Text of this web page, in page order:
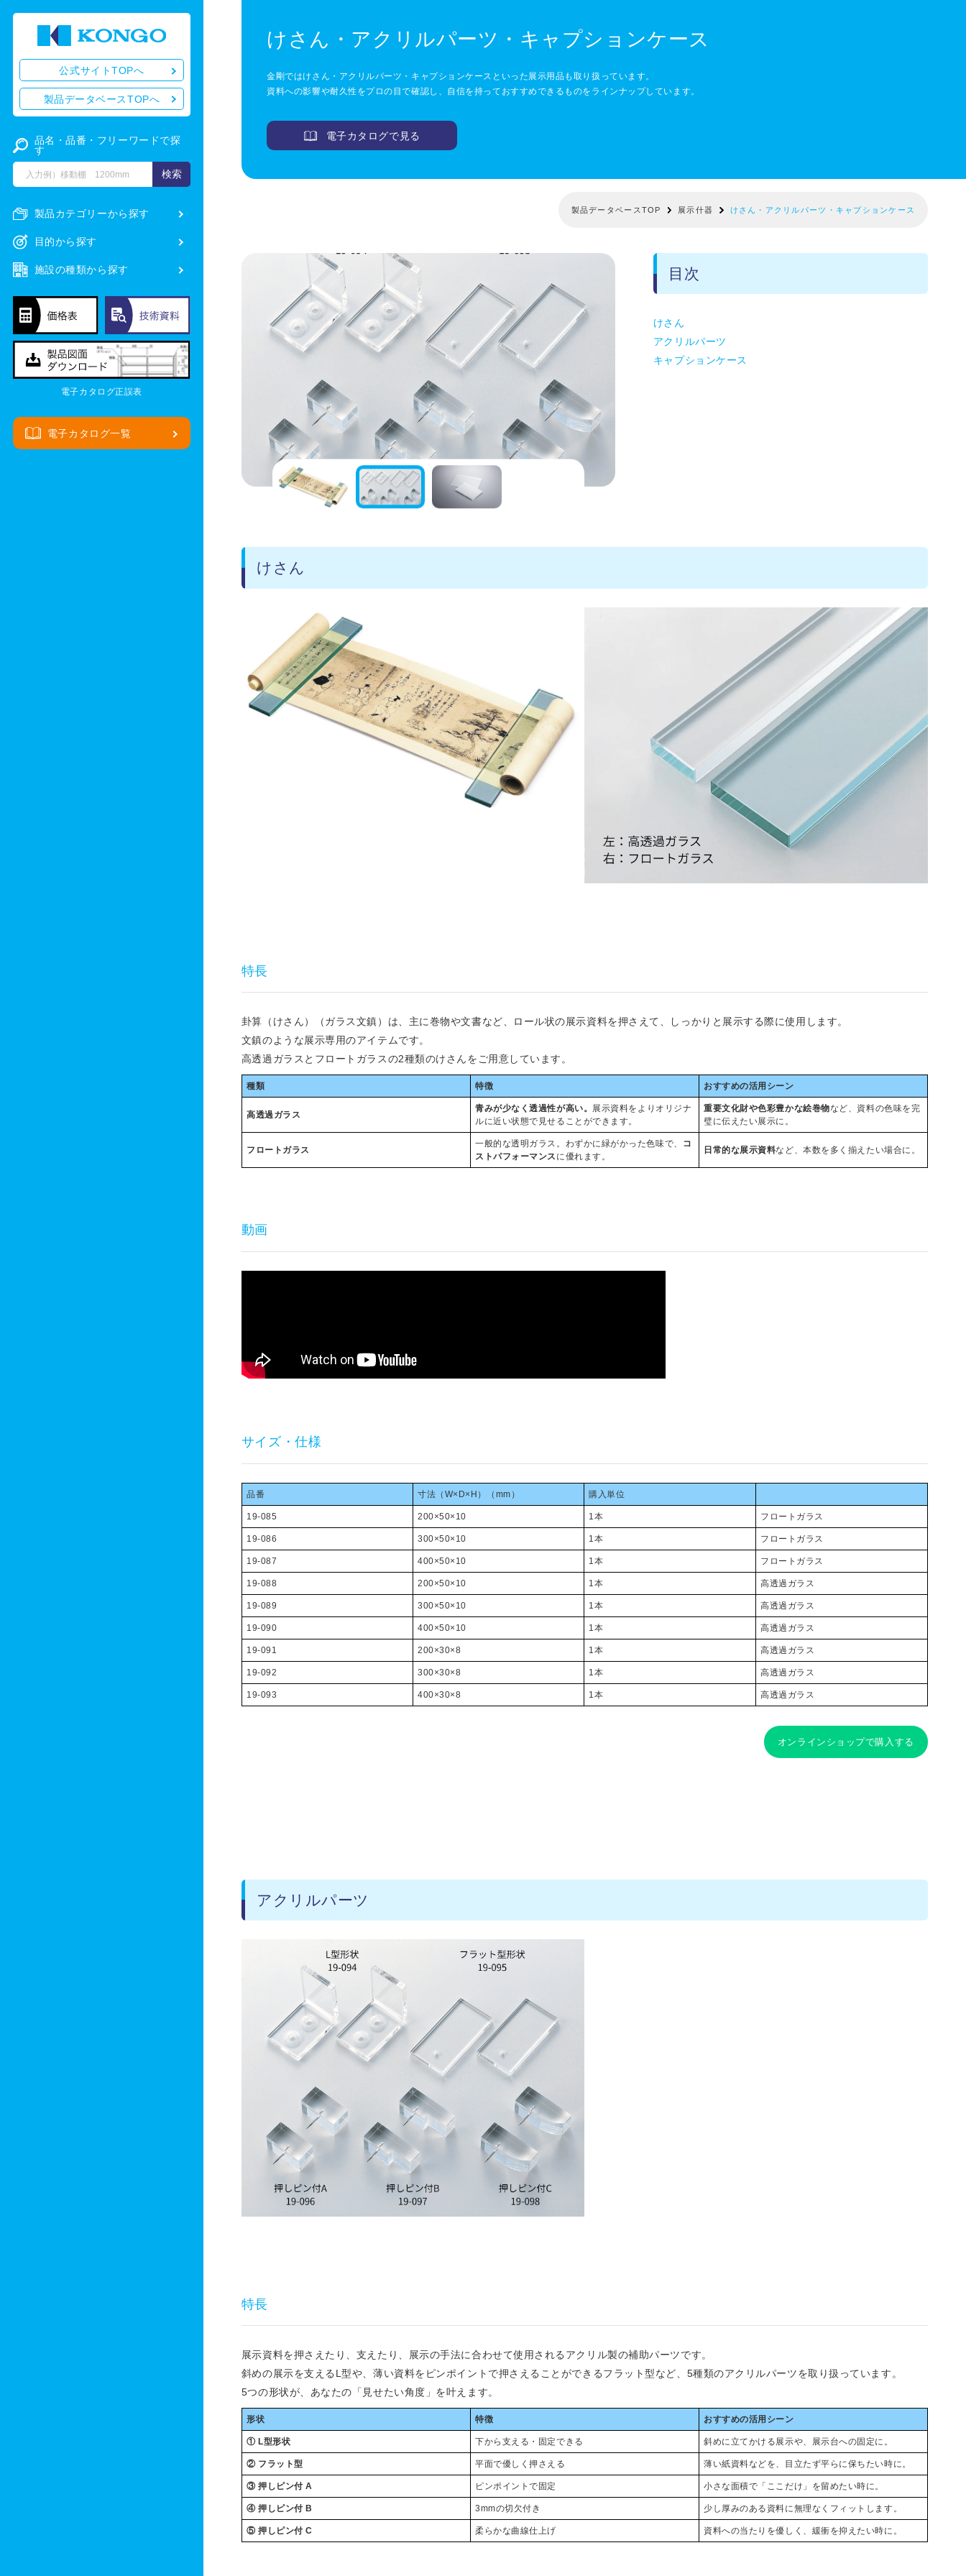
公式サイトTOPへ
製品データベースTOPへ
品名・品番・フリーワードで探
す
製品カテゴリーから探す
目的から探す
施設の種類から探す
電子カタログ正誤表
電子カタログ一覧
けさん・アクリルパーツ・キャプションケース
金剛ではけさん・アクリルパーツ・キャプションケースといった展示用品も取り扱っています。
資料への影響や耐久性をプロの目で確認し、自信を持っておすすめできるものをラインナップしています。
電子カタログで見る
製品データベースTOP 展示什器 けさん・アクリルパーツ・キャプションケース
目次
けさん
アクリルパーツ
キャプションケース
けさん
特長
卦算（けさん）（ガラス文鎮）は、主に巻物や文書など、ロール状の展示資料を押さえて、しっかりと展示する際に使用します。
文鎮のような展示専用のアイテムです。
高透過ガラスとフロートガラスの2種類のけさんをご用意しています。
種類 特徴 おすすめの活用シーン
高透過ガラス
青みが少なく透過性が高い。 展示資料をよりオリジナ
ルに近い状態で見せることができます。
重要文化財や色彩豊かな絵巻物など、資料の色味を完
璧に伝えたい展示に。
フロートガラス
一般的な透明ガラス。わずかに緑がかった色味で、
コ
ストパフォーマンス に優れます。
日常的な展示資料など、本数を多く揃えたい場合に。
動画
サイズ・仕様
品番 寸法（W×D×H）（mm） 購入単位
19-085 200×50×10 1本 フロートガラス
19-086 300×50×10 1本 フロートガラス
19-087 400×50×10 1本 フロートガラス
19-088 200×50×10 1本 高透過ガラス
19-089 300×50×10 1本 高透過ガラス
19-090 400×50×10 1本 高透過ガラス
19-091 200×30×8 1本 高透過ガラス
19-092 300×30×8 1本 高透過ガラス
19-093 400×30×8 1本 高透過ガラス
オンラインショップで購入する
アクリルパーツ
特長
展示資料を押さえたり、支えたり、展示の手法に合わせて使用されるアクリル製の補助パーツです。
斜めの展示を支えるL型や、薄い資料をピンポイントで押さえることができるフラット型など、5種類のアクリルパーツを取り扱っています。
5つの形状が、あなたの「見せたい角度」を叶えます。
形状 特徴 おすすめの活用シーン
① L型形状 下から支える・固定できる 斜めに立てかける展示や、展示台への固定に。
② フラット型 平面で優しく押さえる 薄い紙資料などを、目立たず平らに保ちたい時に。
③ 押しピン付 A ピンポイントで固定 小さな面積で「ここだけ」を留めたい時に。
④ 押しピン付 B 3mmの切欠付き 少し厚みのある資料に無理なくフィットします。
⑤ 押しピン付 C 柔らかな曲線仕上げ 資料への当たりを優しく、緩衝を抑えたい時に。